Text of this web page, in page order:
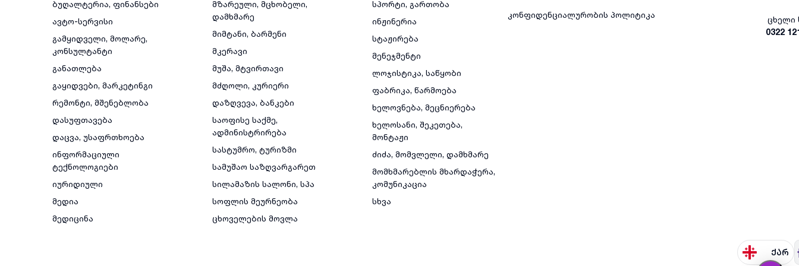
ქარ
ბუღალტერია, ფინანსები
ავტო-სერვისი
გამყიდველი, მოლარე,
კონსულტანტი
განათლება
გაყიდვები, მარკეტინგი
რემონტი, მშენებლობა
დასუფთავება
დაცვა, უსაფრთხოება
ინფორმაციული
ტექნოლოგიები
იურიდიული
მედია
მედიცინა
მზარეული, მცხობელი,
დამხმარე
მიმტანი, ბარმენი
მკერავი
მუშა, მტვირთავი
მძღოლი, კურიერი
დაზღვევა, ბანკები
საოფისე საქმე,
ადმინისტრირება
სასტუმრო, ტურიზმი
სამუშაო საზღვარგარეთ
სილამაზის სალონი, სპა
სოფლის მეურნეობა
ცხოველების მოვლა
სპორტი, გართობა
ინჟინერია
სტაჟირება
მენეჯმენტი
ლოჯისტიკა, საწყობი
ფაბრიკა, წარმოება
ხელოვნება, მეცნიერება
ხელოსანი, შეკეთება,
მონტაჟი
ძიძა, მომვლელი, დამხმარე
მომხმარებლის მხარდაჭერა,
კომუნიკაცია
სხვა
კონფიდენციალურობის პოლიტიკა
ცხელი
0322